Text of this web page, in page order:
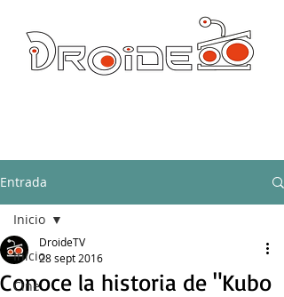
Entrada
Inicio
Cine
Inicio
Conoce la historia de "Kubo
DroideTV
28 sept 2016